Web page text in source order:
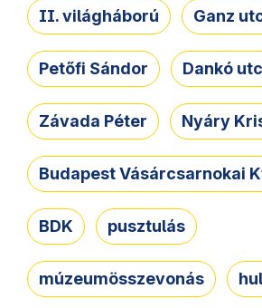
II. világháború Ganz
Petőfi Sándor Dankó
Závada Péter Nyáry
Budapest Vásárcsarnokai
BDK pusztulás
múzeumösszevonás